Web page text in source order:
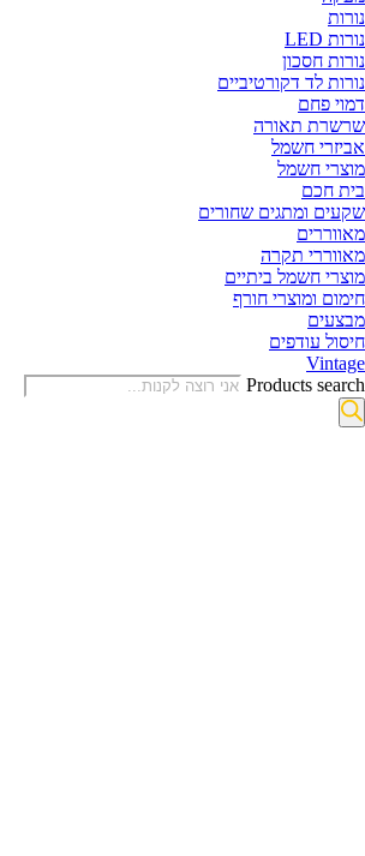
נורות
נורות LED
נורות חסכון
נורות לד דקורטיביים
דמוי פחם
שרשרת תאורה
אביזרי חשמל
מוצרי חשמל
בית חכם
שקעים ומתגים שחורים
מאווררים
מאווררי תקרה
מוצרי חשמל ביתיים
חימום ומוצרי חורף
מבצעים
חיסול עודפים
Vintage
Products search